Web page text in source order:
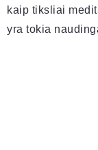
kaip tiksliai
yra tokia